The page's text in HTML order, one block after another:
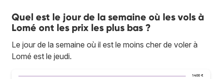
Quel est le jour de la semaine où les vols à
Lomé ont les prix les plus bas ?
Le jour de la semaine où il est le moins cher de voler à
Lomé est le jeudi.
1 400 €